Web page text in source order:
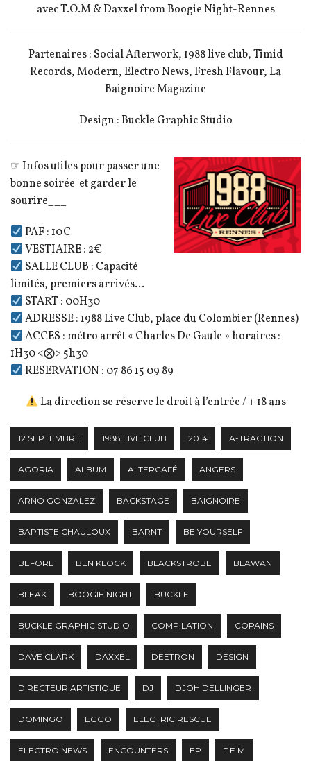
avec T.O.M & Daxxel from Boogie Night-Rennes
Partenaires : Social Afterwork, 1988 live club, Timid
Records, Modern, Electro News, Fresh Flavour, La
Baignoire Magazine
Design : Buckle Graphic Studio
☞ Infos utiles pour passer une
bonne soirée et garder le
sourire___
PAF : 10€
VESTIAIRE : 2€
SALLE CLUB : Capacité
limités, premiers arrivés…
START : 00H30
ADRESSE : 1988 Live Club, place du Colombier (Rennes)
ACCES : métro arrêt « Charles De Gaule » horaires :
1H30 <⨂> 5h30
RESERVATION : 07 86 15 09 89
La direction se réserve le droit à l’entrée / + 18 ans
12 SEPTEMBRE 1988 LIVE CLUB 2014 A-TRACTION
AGORIA ALBUM ALTERCAFÉ ANGERS
ARNO GONZALEZ BACKSTAGE BAIGNOIRE
BAPTISTE CHAULOUX BARNT BE YOURSELF
BEFORE BEN KLOCK BLACKSTROBE BLAWAN
BLEAK BOOGIE NIGHT BUCKLE
BUCKLE GRAPHIC STUDIO COMPILATION COPAINS
DAVE CLARK DAXXEL DEETRON DESIGN
DIRECTEUR ARTISTIQUE DJ DJOH DELLINGER
DOMINGO EGGO ELECTRIC RESCUE
ELECTRO NEWS ENCOUNTERS EP F.E.M